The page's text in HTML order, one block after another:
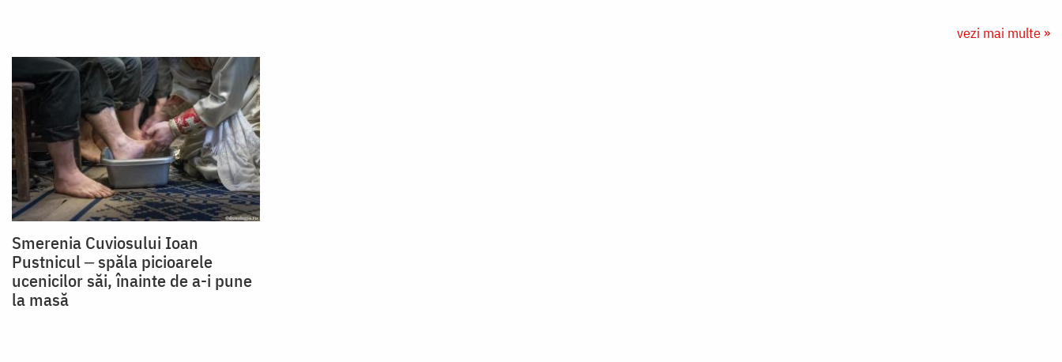
vezi mai multe »
Smerenia Cuviosului Ioan
Pustnicul ‒ spăla picioarele
ucenicilor săi, înainte de a-i pune
la masă